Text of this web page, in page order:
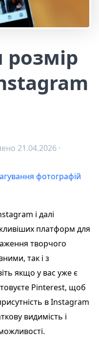
21.04.2026 ·
фотографій
і далі
платформ для
творчого
так і з
якщо у вас уже є
Pinterest, щоб
в Instagram
видимість і